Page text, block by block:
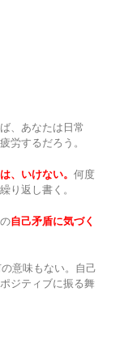
、あなたは日常
労するだろう。
、いけない。 何度
り返し書く。
自己矛盾に気づく
の意味もない。自己
ジティブに振る舞